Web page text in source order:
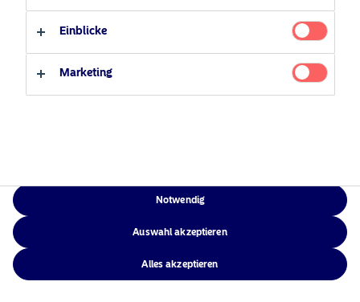
Kontakt
©2026 – Nordea Asset Management – alle Rechte vorbehalten
Einblicke
Marketing
Notwendig
Auswahl akzeptieren
Alles akzeptieren